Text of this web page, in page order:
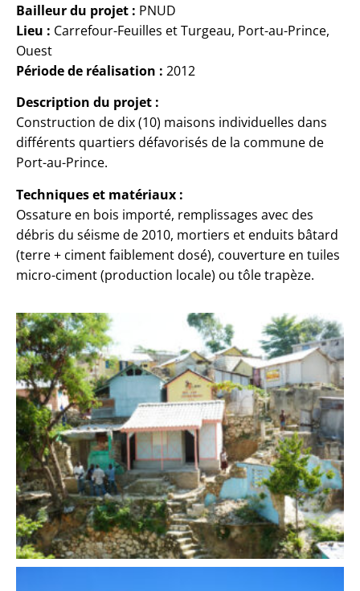
Bailleur du projet : PNUD
Lieu : Carrefour-Feuilles et Turgeau, Port-au-Prince,
Ouest
Période de réalisation : 2012
Description du projet :
Construction de dix (10) maisons individuelles dans
différents quartiers défavorisés de la commune de
Port-au-Prince.
Techniques et matériaux :
Ossature en bois importé, remplissages avec des
débris du séisme de 2010, mortiers et enduits bâtard
(terre + ciment faiblement dosé), couverture en tuiles
micro-ciment (production locale) ou tôle trapèze.